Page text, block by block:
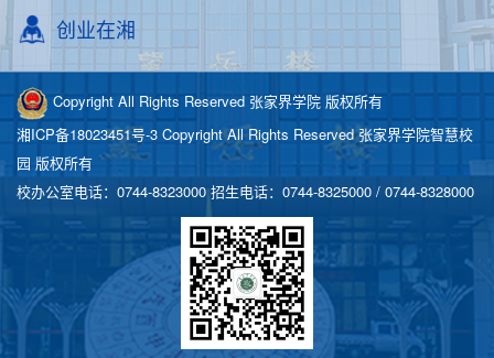
创业在湘
Copyright All Rights Reserved 张家界学院 版权所有
湘ICP备18023451号-3 Copyright All Rights Reserved 张家界学院智慧校
园 版权所有
校办公室电话：0744-8323000 招生电话：0744-8325000 / 0744-8328000